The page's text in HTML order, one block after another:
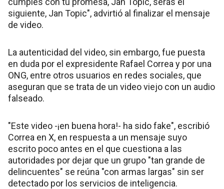
siguiente, Jan Topic", advirtió al finalizar el mensaje
de video.
La autenticidad del video, sin embargo, fue puesta
en duda por el expresidente Rafael Correa y por una
ONG, entre otros usuarios en redes sociales, que
aseguran que se trata de un video viejo con un audio
falseado.
"Este video -¡en buena hora!- ha sido fake", escribió
Correa en X, en respuesta a un mensaje suyo
escrito poco antes en el que cuestiona a las
autoridades por dejar que un grupo "tan grande de
delincuentes" se reúna "con armas largas" sin ser
detectado por los servicios de inteligencia.